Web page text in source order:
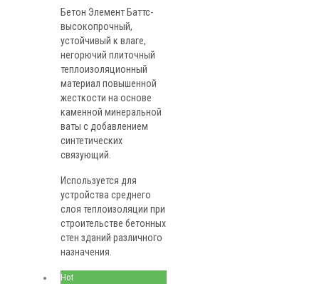
Бетон Элемент Баттс-
высокопрочный,
устойчивый к влаге,
негорючий плиточный
теплоизоляционный
материал повышенной
жесткости на основе
каменной минеральной
ваты с добавлением
синтетических
связующий.
Используется для
устройства среднего
слоя теплоизоляции при
строительстве бетонных
стен зданий различного
назначения.
Hot